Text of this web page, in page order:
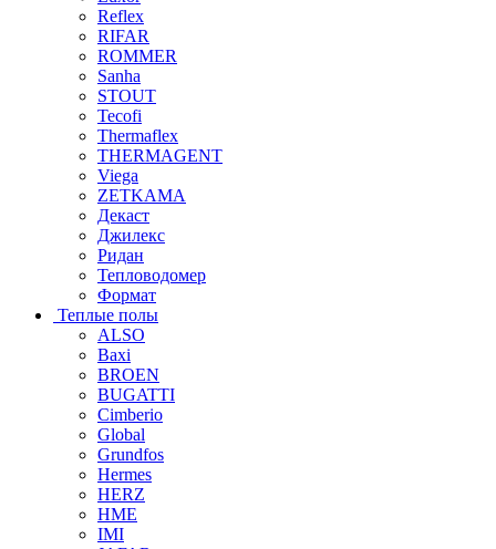
Reflex
RIFAR
ROMMER
Sanha
STOUT
Tecofi
Thermaflex
THERMAGENT
Viega
ZETKAMA
Декаст
Джилекс
Ридан
Тепловодомер
Формат
Теплые полы
ALSO
Baxi
BROEN
BUGATTI
Cimberio
Global
Grundfos
Hermes
HERZ
HME
IMI